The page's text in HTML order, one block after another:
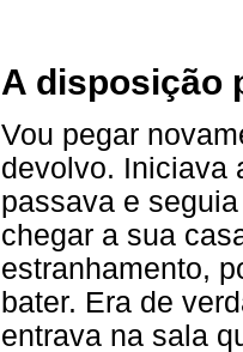
A disposição
Vou pegar
devolvo. Iniciava
passava e
chegar a sua
estranhamento,
bater. Era de
entrava na sala